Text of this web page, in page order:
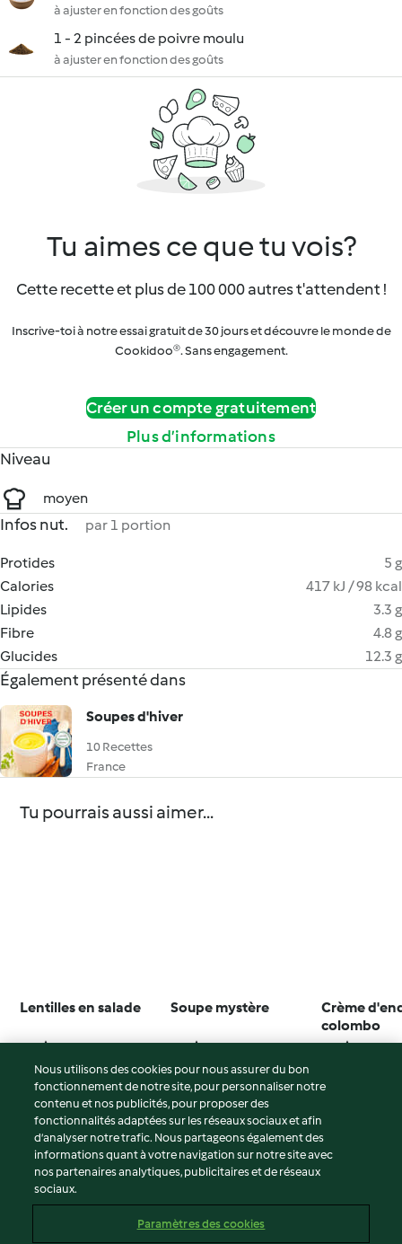
à ajuster en fonction des goûts
1 - 2 pincées de poivre moulu
à ajuster en fonction des goûts
Tu aimes ce que tu vois?
Cette recette et plus de 100 000 autres t'attendent !
Inscrive-toi à notre essai gratuit de 30 jours et découvre le monde de
Cookidoo®. Sans engagement.
Créer un compte gratuitement
Plus d’informations
Niveau
moyen
Infos nut. par 1 portion
Protides
5 g
Calories
417 kJ / 98 kcal
Lipides
3.3 g
Fibre
4.8 g
Glucides
12.3 g
Également présenté dans
Soupes d'hiver
10 Recettes
France
Tu pourrais aussi aimer...
Lentilles en salade
3.4 (108)
Soupe mystère
4.6 (127)
Crème
colombo
3.9 (79)
© Copyright 2026
Conditions d'utilisation
Politique de confidentialité
Nous utilisons des cookies pour nous assurer du bon
fonctionnement de notre site, pour personnaliser notre
contenu et nos publicités, pour proposer des
fonctionnalités adaptées sur les réseaux sociaux et afin
d’analyser notre trafic. Nous partageons également des
informations quant à votre navigation sur notre site avec
nos partenaires analytiques, publicitaires et de réseaux
sociaux.
Paramètres des cookies